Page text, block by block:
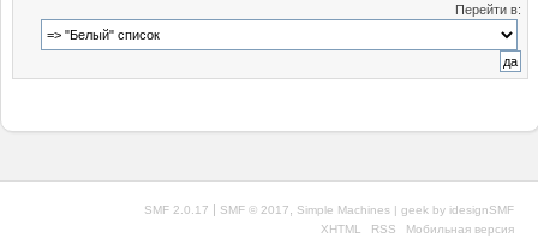
Перейти в:
SMF 2.0.17 | SMF © 2017 Simple Machines | geek by idesignSMF
XHTML
RSS Мобильная версия